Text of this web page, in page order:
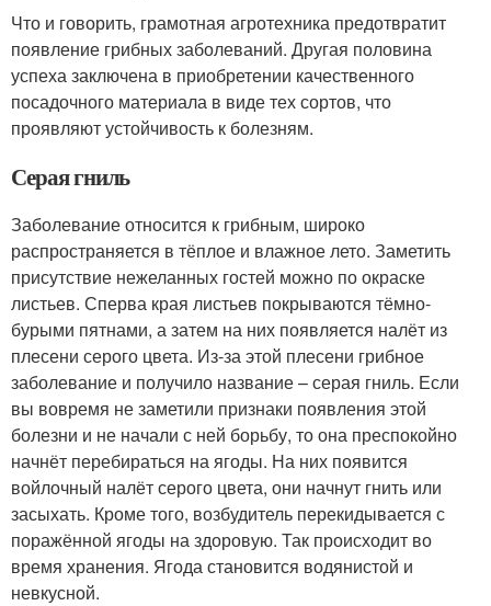
Что и говорить, грамотная агротехника предотвратит
появление грибных заболеваний. Другая половина
успеха заключена в приобретении качественного
посадочного материала в виде тех сортов, что
проявляют устойчивость к болезням.
Серая гниль
Заболевание относится к грибным, широко
распространяется в тёплое и влажное лето. Заметить
присутствие нежеланных гостей можно по окраске
листьев. Сперва края листьев покрываются тёмно-
бурыми пятнами, а затем на них появляется налёт из
плесени серого цвета. Из-за этой плесени грибное
заболевание и получило название – серая гниль. Если
вы вовремя не заметили признаки появления этой
болезни и не начали с ней борьбу, то она преспокойно
начнёт перебираться на ягоды. На них появится
войлочный налёт серого цвета, они начнут гнить или
засыхать. Кроме того, возбудитель перекидывается с
поражённой ягоды на здоровую. Так происходит во
время хранения. Ягода становится водянистой и
невкусной.